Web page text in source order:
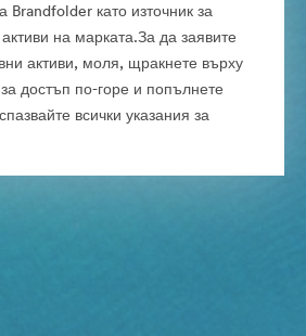
Brandfolder като източник за
на марката.За да заявите
активи, моля, щракнете върху
за достъп по-горе и попълнете
всички указания за